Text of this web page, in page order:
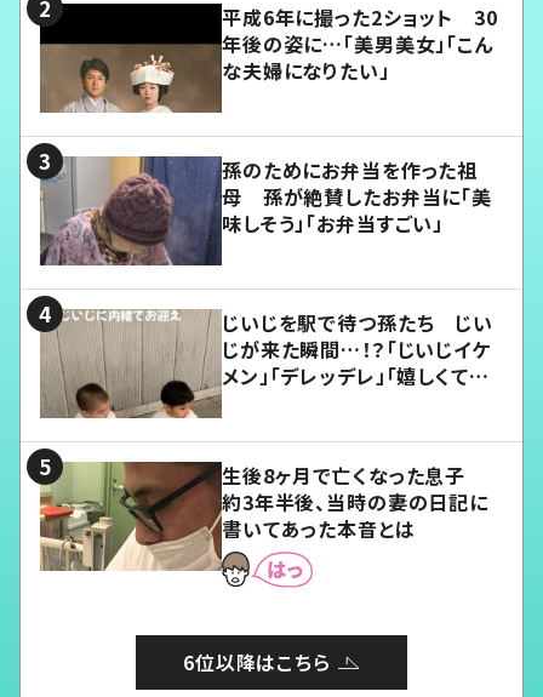
平成6年に撮った2ショット 30
年後の姿に…「美男美女」「こん
な夫婦になりたい」
孫のためにお弁当を作った祖
母 孫が絶賛したお弁当に「美
味しそう」「お弁当すごい」
じいじを駅で待つ孫たち じい
じが来た瞬間…！？「じいじイケ
メン」「デレッデレ」「嬉しくて可
生後8ヶ月で亡くなった息子
約3年半後、当時の妻の日記に
書いてあった本音とは
6位以降はこちら